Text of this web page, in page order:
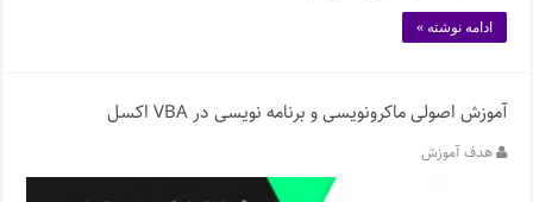
ادامه نوشته »
آموزش اصولی ماکرونویسی و برنامه نویسی در VBA اکسل
هدف آموزش